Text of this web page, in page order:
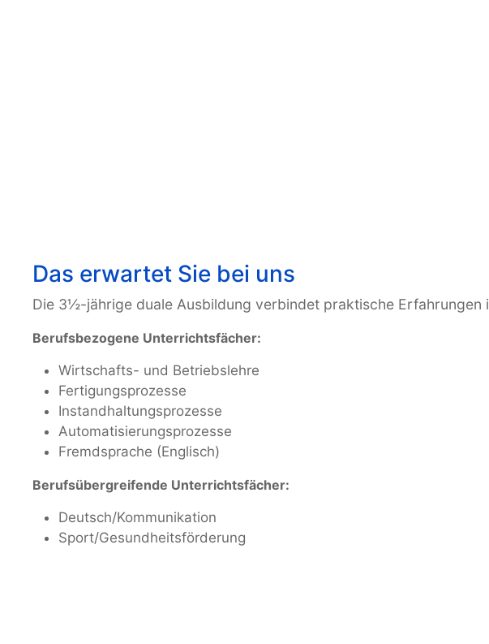
Das erwartet Sie bei uns
Die 3½-jährige duale Ausbildung verbindet praktische
Berufsbezogene Unterrichtsfächer:
Wirtschafts- und Betriebslehre
Fertigungsprozesse
Instandhaltungsprozesse
Automatisierungsprozesse
Fremdsprache (Englisch)
Berufsübergreifende Unterrichtsfächer:
Deutsch/Kommunikation
Sport/Gesundheitsförderung